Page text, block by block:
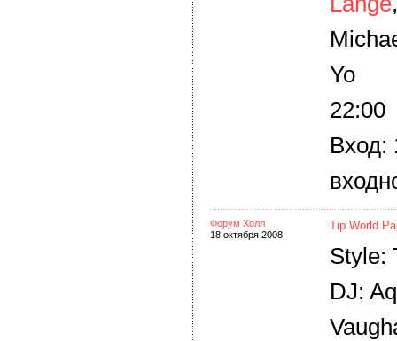
Yo
22:00
Вход:
Форум Холл
18 октября 2008
Tip World
Style:
DJ: